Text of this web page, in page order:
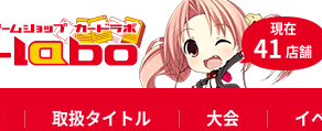
現在
41店舗
取扱タイトル 大会 イ